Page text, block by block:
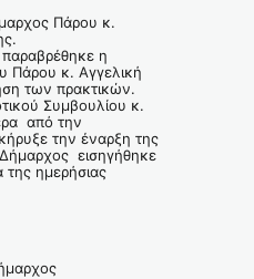
Πάρου κ.
η
Πάρου κ. Αγγελική
των πρακτικών.
Συμβουλίου κ.
από την
την έναρξη της
εισηγήθηκε
ημερήσιας